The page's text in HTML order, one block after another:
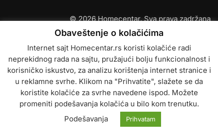
© 2026 Homecentar. Sva prava zadržana
Obaveštenje o kolačićima
Internet sajt Homecentar.rs koristi kolačiće radi
neprekidnog rada na sajtu, pružajući bolju funkcionalnost i
korisničko iskustvo, za analizu korištenja internet stranice i
u reklamne svrhe. Klikom na "Prihvatite", slažete se da
koristite kolačiće za svrhe navedene ispod. Možete
promeniti podešavanja kolačića u bilo kom trenutku.
Podešavanja
Prihvatam